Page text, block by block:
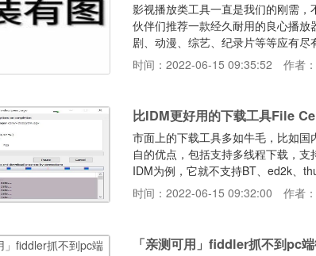
影视播放类工具一直是我们的刚需，
伙伴们推荐一款经久耐用的良心播
剧、动漫、综艺、纪录片等等应有
的是，为了规避风险，初次打开
APP，选择所需的模式后，输入鸭
时间：2022-06-15 09:35:52 作者
比IDM更好用的下载工具File
市面上的下载工具多如牛毛，比如
自的优点，包括支持多线程下载，
IDM为例，它就不支持BT、ed2k、
蚣，很好地解了决这个问题。文件蜈
支持的下载协议几乎是市面上最全
时间：2022-06-15 09:32:00 作者
「亲测可用」fiddler抓不到pc